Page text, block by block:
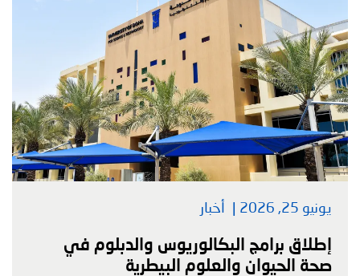
يونيو 25, 2026 أخبار
إطلاق برامج البكالوريوس والدبلوم في
صحة الحيوان والعلوم البيطرية